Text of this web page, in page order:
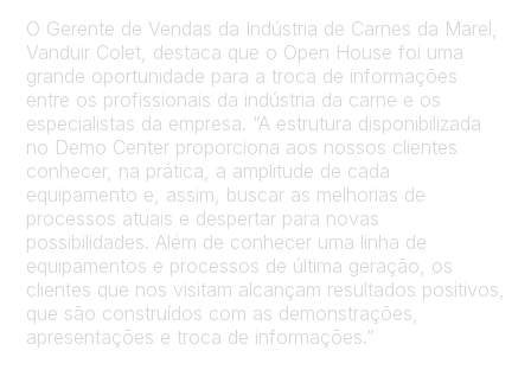
O Gerente de Vendas da Indústria de Carnes da Marel,
Vanduir Colet, destaca que o Open House foi uma
grande oportunidade para a troca de informações
entre os profissionais da indústria da carne e os
especialistas da empresa. “A estrutura disponibilizada
no Demo Center proporciona aos nossos clientes
conhecer, na prática, a amplitude de cada
equipamento e, assim, buscar as melhorias de
processos atuais e despertar para novas
possibilidades. Além de conhecer uma linha de
equipamentos e processos de última geração, os
clientes que nos visitam alcançam resultados positivos,
que são construídos com as demonstrações,
apresentações e troca de informações.”